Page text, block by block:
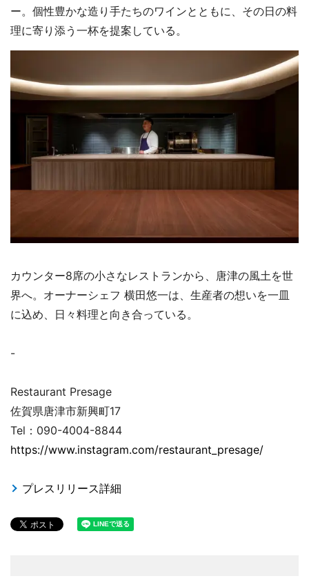
ー。個性豊かな造り手たちのワインとともに、その日の料
理に寄り添う一杯を提案している。
カウンター8席の小さなレストランから、唐津の風土を世
界へ。オーナーシェフ 横田悠一は、生産者の想いを一皿
に込め、日々料理と向き合っている。
-
Restaurant Presage
佐賀県唐津市新興町17
Tel：090-4004-8844
https://www.instagram.com/restaurant_presage/
プレスリリース詳細